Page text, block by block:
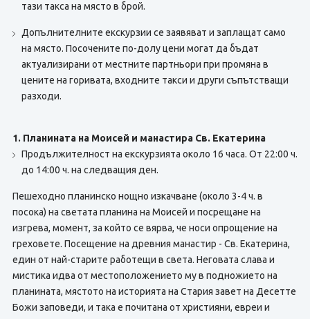
тази такса на място в брой.
Допълнителните екскурзии се заявяват и заплащат само
на място. Посочените по-долу цени могат да бъдат
актуализирани от местните партньори при промяна в
цените на горивата, входните такси и други съпътстващи
разходи.
1. Планината на Моисей и манастира Св. Екатерина
Продължителност на екскурзията около 16 часа. От 22:00 ч.
до 14:00 ч. на следващия ден.
Пешеходно планинско нощно изкачване (около 3-4 ч. в
посока) на светата планина на Моисей и посрещане на
изгрева, момент, за който се вярва, че носи опрощение на
греховете. Посещение на древния манастир - Св. Екатерина,
един от най-старите работещи в света. Неговата слава и
мистика идва от местоположението му в подножието на
планината, мястото на историята на Стария завет на Десетте
Божи заповеди, и така е почитана от християни, евреи и